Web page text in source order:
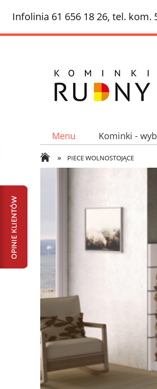
Infolinia 61 656 18 26, tel. kom.
Menu Kominki -
Ciepłe kominki -
» PIECE WOLNOSTOJĄCE